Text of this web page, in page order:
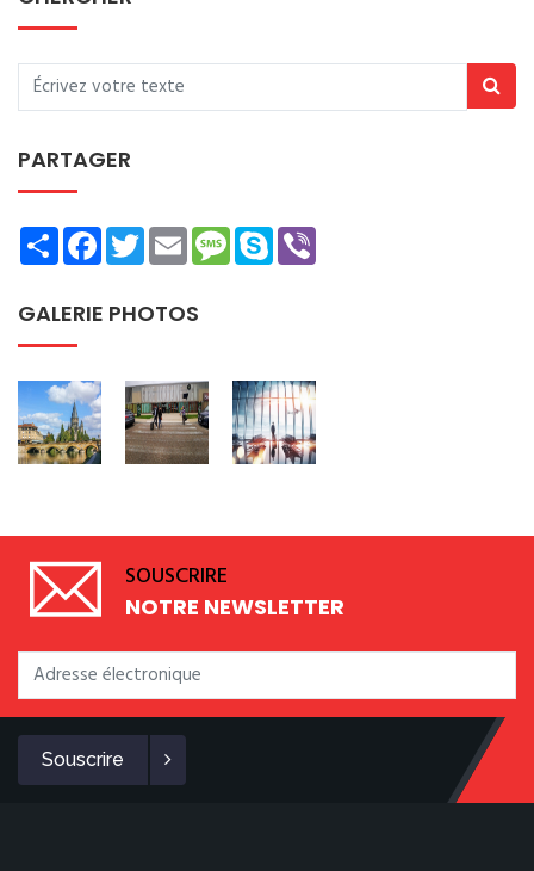
PARTAGER
ShareFacebookTwitterEmailMessage
Skype
GALERIE PHOTOS
SOUSCRIRE
NOTRE NEWSLETTER
Souscrire